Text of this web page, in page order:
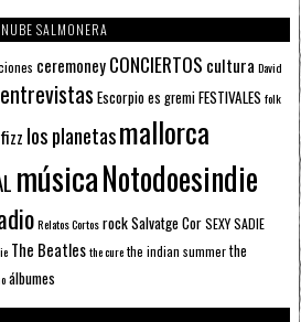
NUBE SALMONERA
ceremoneyCONCIERTOS cultura David
entrevistas Escorpioes gremiFESTIVALES folk
los planetasmallorca
músicaNotodoesindie
Relatos CortosrockSalvatge CorSEXY SADIE
The Beatlesthe curethe indian summerthe
álbumes